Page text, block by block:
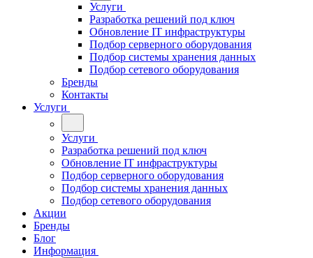
Услуги
Разработка решений под ключ
Обновление IT инфраструктуры
Подбор серверного оборудования
Подбор системы хранения данных
Подбор сетевого оборудования
Бренды
Контакты
Услуги
Услуги
Разработка решений под ключ
Обновление IT инфраструктуры
Подбор серверного оборудования
Подбор системы хранения данных
Подбор сетевого оборудования
Акции
Бренды
Блог
Информация